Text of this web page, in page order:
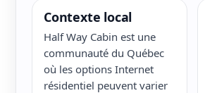
Contexte local
Half Way Cabin est une
communauté du Québec
où les options Internet
résidentiel peuvent varier